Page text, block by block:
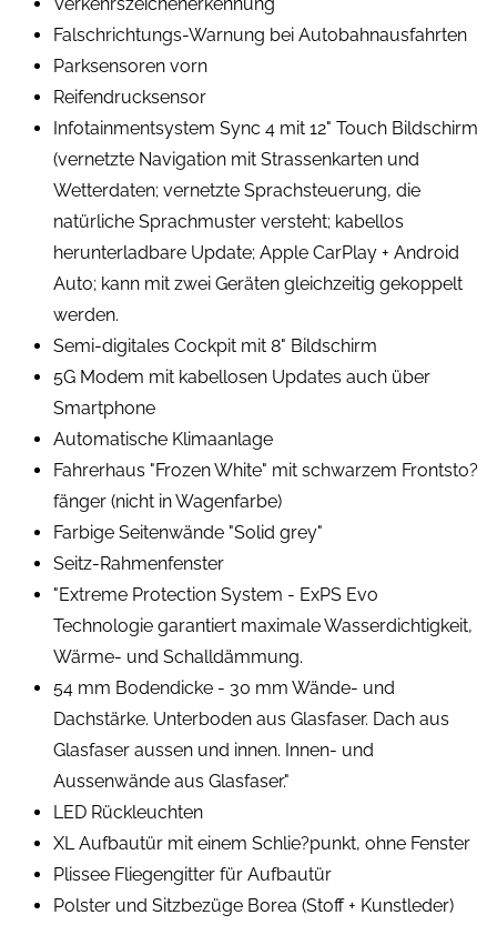
Falschrichtungs-Warnung bei Autobahnausfahrten
Parksensoren vorn
Reifendrucksensor
Infotainmentsystem Sync 4 mit 12" Touch Bildschirm
(vernetzte Navigation mit Strassenkarten und
Wetterdaten; vernetzte Sprachsteuerung, die
natürliche Sprachmuster versteht; kabellos
herunterladbare Update; Apple CarPlay + Android
Auto; kann mit zwei Geräten gleichzeitig gekoppelt
werden.
Semi-digitales Cockpit mit 8" Bildschirm
5G Modem mit kabellosen Updates auch über
Smartphone
Automatische Klimaanlage
Fahrerhaus "Frozen White" mit schwarzem Frontsto?
fänger (nicht in Wagenfarbe)
Farbige Seitenwände "Solid grey"
Seitz-Rahmenfenster
"Extreme Protection System - ExPS Evo
Technologie garantiert maximale Wasserdichtigkeit,
Wärme- und Schalldämmung.
54 mm Bodendicke - 30 mm Wände- und
Dachstärke. Unterboden aus Glasfaser. Dach aus
Glasfaser aussen und innen. Innen- und
Aussenwände aus Glasfaser."
LED Rückleuchten
XL Aufbautür mit einem Schlie?punkt, ohne Fenster
Plissee Fliegengitter für Aufbautür
Polster und Sitzbezüge Borea (Stoff + Kunstleder)